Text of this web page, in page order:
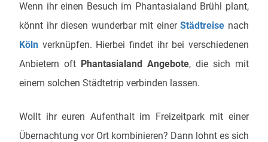
Wenn ihr einen Besuch im Phantasialand Brühl plant,
könnt ihr diesen wunderbar mit einerStädtreise nach
Köln verknüpfen. Hierbei findet ihr bei verschiedenen
Anbietern oft Phantasialand Angebote, die sich mit
einem solchen Städtetrip verbinden lassen.
Wollt ihr euren Aufenthalt im Freizeitpark mit einer
Übernachtung vor Ort kombinieren? Dann lohnt es sich